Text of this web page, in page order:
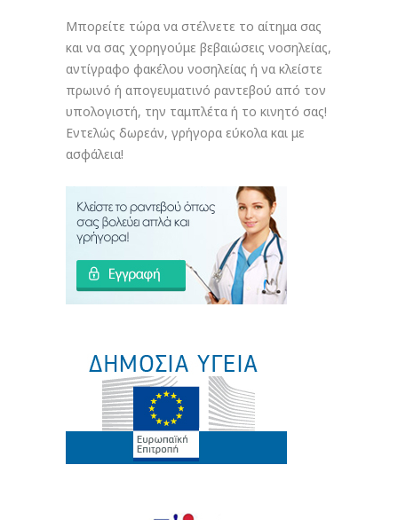
Μπορείτε τώρα να στέλνετε το αίτημα σας
και να σας χορηγούμε βεβαιώσεις νοσηλείας,
αντίγραφο φακέλου νοσηλείας ή να κλείστε
πρωινό ή απογευματινό ραντεβού από τον
υπολογιστή, την ταμπλέτα ή το κινητό σας!
Εντελώς δωρεάν, γρήγορα εύκολα και με
ασφάλεια!